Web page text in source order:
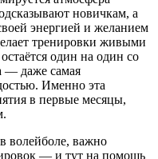
новичкам, а
энергией и желанием
тренировки живыми
один на один со
— даже самая
Именно эта
в первые месяцы,
волейболе, важно
— и тут на помощь